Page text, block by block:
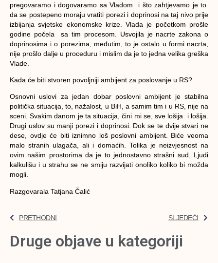
pregovaramo i dogovaramo sa Vladom i što zahtjevamo je to
da se postepeno moraju vratiti porezi i doprinosi na taj nivo prije
izbijanja svjetske ekonomske krize. Vlada je početkom prošle
godine počela sa tim procesom. Usvojila je nacrte zakona o
doprinosima i o porezima, međutim, to je ostalo u formi nacrta,
nije prošlo dalje u proceduru i mislim da je to jedna velika greška
Vlade.
Kada će biti stvoren povoljniji ambijent za poslovanje u RS?
Osnovni uslovi za jedan dobar poslovni ambijent je stabilna
politička situacija, to, nažalost, u BiH, a samim tim i u RS, nije na
sceni. Svakim danom je ta situacija, čini mi se, sve lošija i lošija.
Drugi uslov su manji porezi i doprinosi. Dok se te dvije stvari ne
dese, ovdje će biti iznimno loš poslovni ambijent. Biće veoma
malo stranih ulagača, ali i domaćih. Tolika je neizvjesnost na
ovim našim prostorima da je to jednostavno strašni sud. Ljudi
kalkulišu i u strahu se ne smiju razvijati onoliko koliko bi možda
mogli.
Razgovarala Tatjana Čalić
PRETHODNI SLJEDEĆI
Druge objave u kategoriji